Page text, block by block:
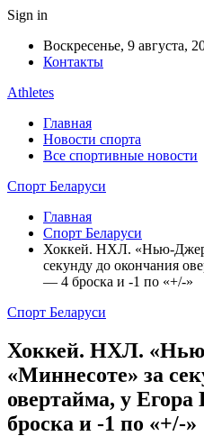
Sign in
Воскресенье, 9 августа,
Контакты
Athletes
Главная
Новости спорта
Все спортивные новости
Спорт Беларуси
Главная
Спорт Беларуси
Хоккей. НХЛ. «Нью-
секунду до окончания
— 4 броска и -1 по «+/-»
Спорт Беларуси
Хоккей. НХЛ.
«Миннесоте» за
овертайма, у
броска и -1 по «+/-»